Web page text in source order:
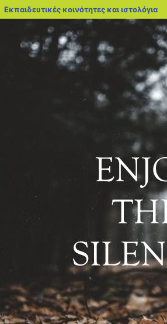
Εκπαιδευτικές κοινότητες και ιστολόγια